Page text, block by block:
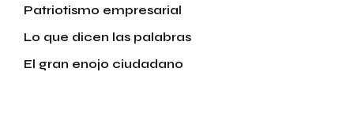
Patriotismo empresarial
Lo que dicen las palabras
El gran enojo ciudadano